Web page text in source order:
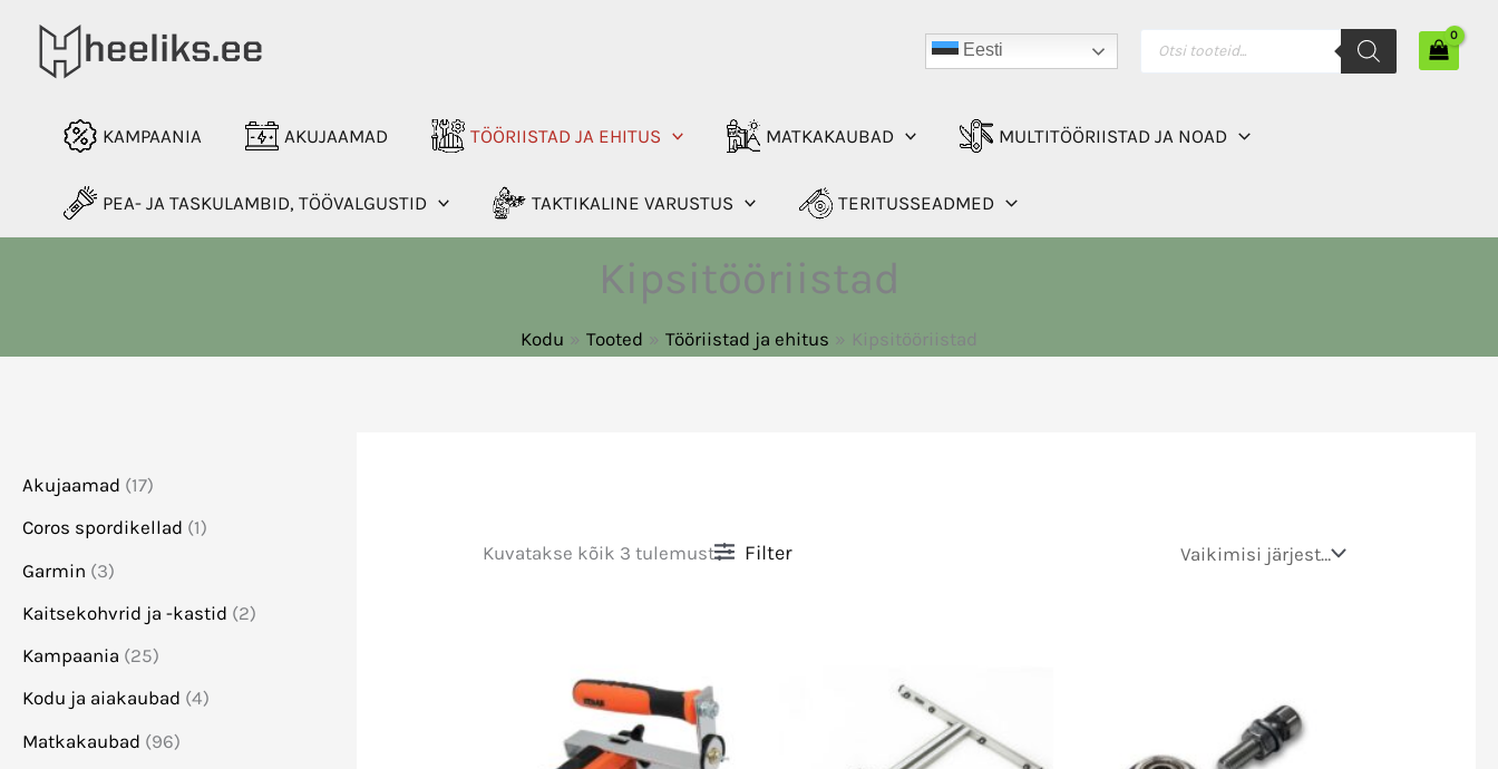
content
Eesti
search
KAMPAANIA AKUJAAMAD TÖÖRIISTAD JA EHITUS MATKAKAUBAD MULTITÖÖRIISTAD JA NOAD
PEA- JA TASKULAMBID, TÖÖVALGUSTID TAKTIKALINE VARUSTUS TERITUSSEADMED
Kipsitööriistad
Kodu Tooted Tööriistad ja ehitus Kipsitööriistad
Akujaamad (17)
Coros spordikellad (1)
Garmin (3)
Kaitsekohvrid ja -kastid (2)
Kampaania (25)
Kodu ja aiakaubad (4)
Matkakaubad (96)
Kuvatakse kõik 3 tulemust Filter